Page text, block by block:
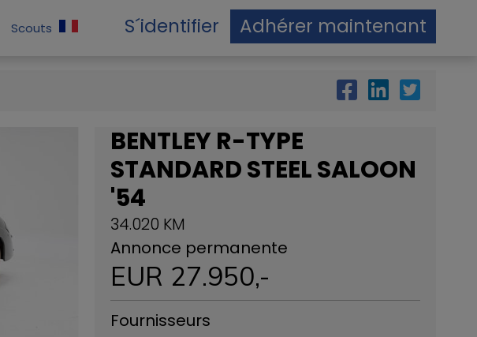
Scouts S´identifier Adhérer maintenant
BENTLEY R-TYPE
STANDARD STEEL SALOON
'54
34.020 KM
Annonce permanente
EUR 27.950,-
Fournisseurs